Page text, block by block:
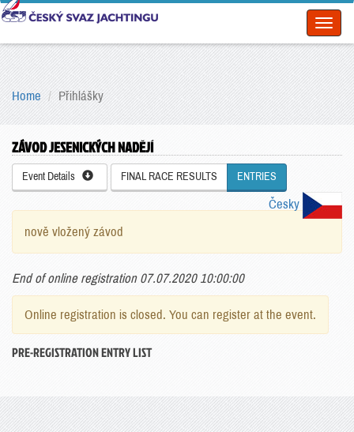
Home Přihlášky
ZÁVOD JESENICKÝCH NADĚJÍ
Event Details FINAL RACE RESULTS ENTRIES
Česky
nově vložený závod
End of online registration 07.07.2020 10:00:00
Online registration is closed. You can register at the event.
PRE-REGISTRATION ENTRY LIST